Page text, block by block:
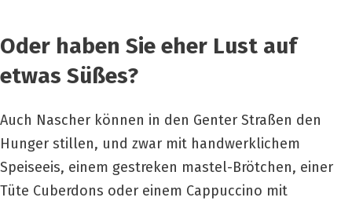
Oder haben Sie eher Lust auf
etwas Süßes?
Auch Nascher können in den Genter Straßen den
Hunger stillen, und zwar mit handwerklichem
Speiseeis, einem gestreken mastel-Brötchen, einer
Tüte Cuberdons oder einem Cappuccino mit